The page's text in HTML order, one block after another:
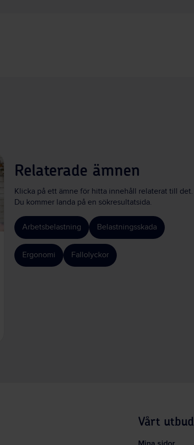
Relaterade ämnen
Klicka på ett ämne för hitta innehåll relaterat till det.
Du kommer landa på en sökresultatsida.
Arbetsbelastning Belastningsskada
Ergonomi Fallolyckor
Vårt utbud